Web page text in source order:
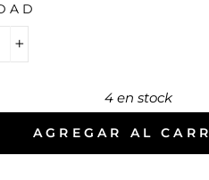
4 en stock
AGREGAR AL